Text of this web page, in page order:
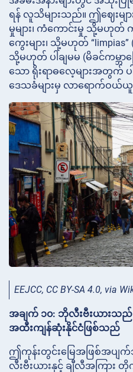
ရန် လူသိများသည်။ ဤဈေးမ
မှုများ၊ ကံကောင်းမှု သို့မဟု
ကွေးများ၊ သို့မဟုတ် “limpias”
သို့မဟုတ် ပါချမမ (မိခင်ကမ္ဘာ
သော ရိုးရာဓလေ့များအတွက် ပ
ဒေသခံများမှ လာရောက်ဝယ်
EEJCC, CC BY-SA 4.0, via
အချက် ၁၀: ဘိုလီးဗီးယား
အထီးကျန်ဆုံးနိုင်ငံဖြစ်သည်
ဤကုန်းတွင်းမြေအဖြစ်အပျ
လီးဗီးယားနှင့် ချီလီအကြား